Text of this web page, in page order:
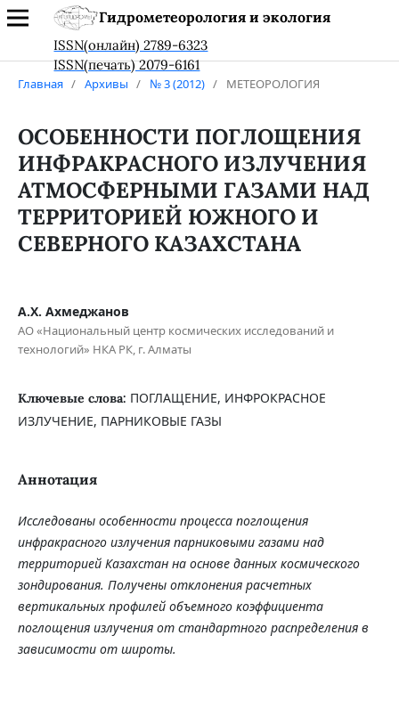
Гидрометеорология и экология
ISSN(онлайн) 2789-6323
ISSN(печать) 2079-6161
Главная / Архивы / № 3 (2012) / МЕТЕОРОЛОГИЯ
ОСОБЕННОСТИ ПОГЛОЩЕНИЯ
ИНФРАКРАСНОГО ИЗЛУЧЕНИЯ
АТМОСФЕРНЫМИ ГАЗАМИ НАД
ТЕРРИТОРИЕЙ ЮЖНОГО И
СЕВЕРНОГО КАЗАХСТАНА
А.Х. Ахмеджанов
АО «Национальный центр космических исследований и
технологий» НКА РК, г. Алматы
Ключевые слова: ПОГЛАЩЕНИЕ, ИНФРОКРАСНОЕ
ИЗЛУЧЕНИЕ, ПАРНИКОВЫЕ ГАЗЫ
Аннотация
Исследованы особенности процесса поглощения
инфракрасного излучения парниковыми газами над
территорией Казахстан на основе данных космического
зондирования. Получены отклонения расчетных
вертикальных профилей объемного коэффициента
поглощения излучения от стандартного распределения в
зависимости от широты.